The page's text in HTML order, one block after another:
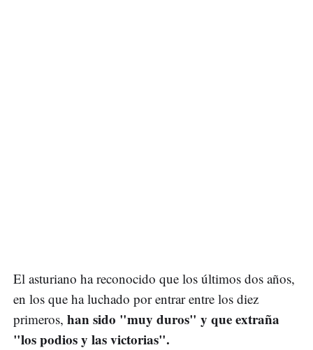
El asturiano ha reconocido que los últimos dos años,
en los que ha luchado por entrar entre los diez
primeros, han sido "muy duros" y que extraña
"los podios y las victorias".